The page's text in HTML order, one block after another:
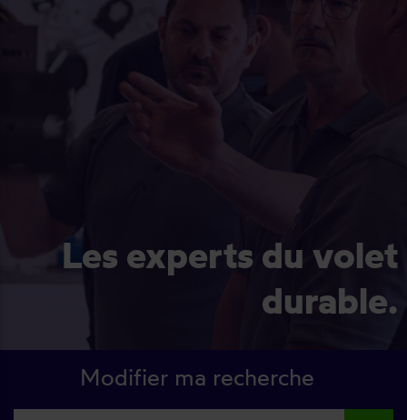
Les experts du volet
durable.
Modifier ma recherche